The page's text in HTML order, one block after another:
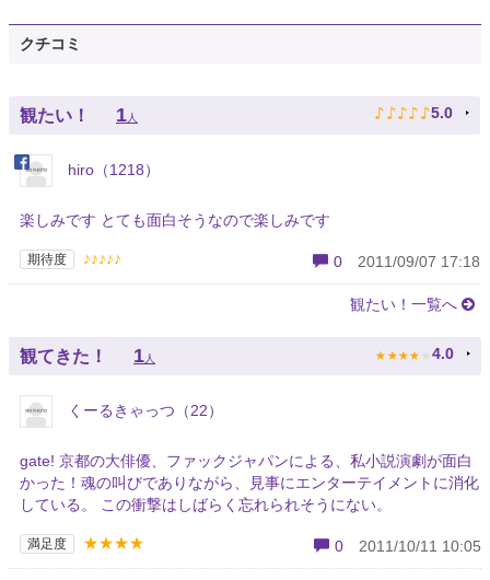
クチコミ
観たい！ 1人 ♪ ♪ ♪ ♪ ♪ 5.0
hiro（1218）
楽しみです とても面白そうなので楽しみです
期待度 ♪♪♪♪♪ 0 2011/09/07 17:18
観たい！一覧へ
観てきた！ 1 人 ★ ★ ★ ★ ★ 4.0
くーるきゃっつ（22）
gate! 京都の大俳優、ファックジャパンによる、私小説演劇が面白
かった！魂の叫びでありながら、見事にエンターテイメントに消化
している。 この衝撃はしばらく忘れられそうにない。
満足度 ★★★★ 0 2011/10/11 10:05